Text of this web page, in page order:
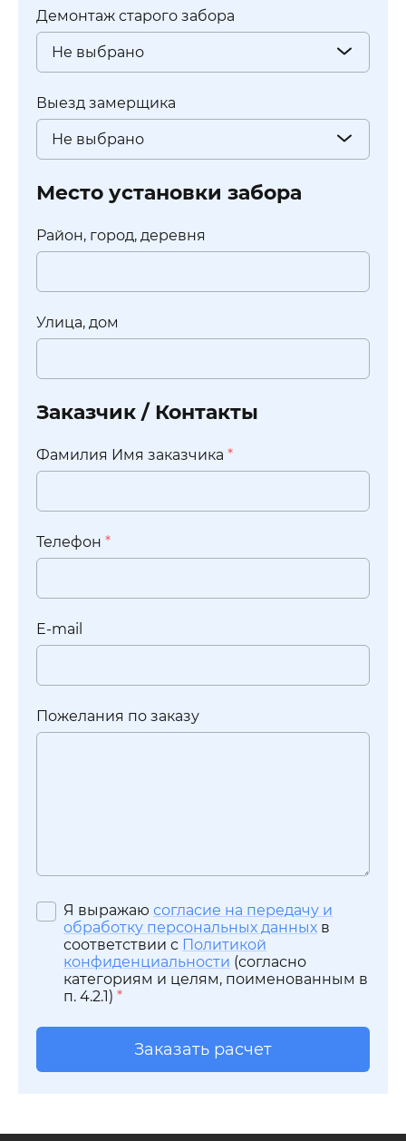
Демонтаж старого забора
Не выбрано
Выезд замерщика
Не выбрано
Место установки забора
Район, город, деревня
Улица, дом
Заказчик / Контакты
Фамилия Имя заказчика *
Телефон *
E-mail
Пожелания по заказу
Я выражаю согласие на передачу и
обработку персональных данных в
соответствии с Политикой
конфиденциальности (согласно
категориям и целям, поименованным в
п. 4.2.1) *
Заказать расчет